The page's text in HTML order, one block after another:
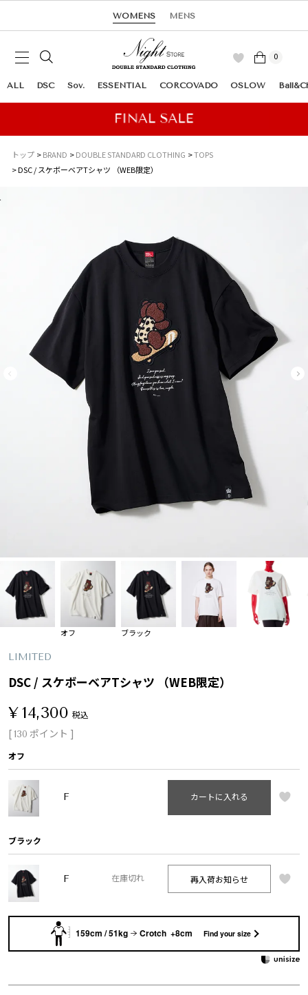
WOMENS MENS
0
ALL DSC Sov. ESSENTIAL CORCOVADO OSLOW
トップ BRAND DOUBLE STANDARD CLOTHING
TOPS
DSC / スケボーベアTシャツ （WEB限定）
オフ ブラック
LIMITED
DSC / スケボーベアTシャツ （WEB限定）
¥14,300 税込
[130 ポイント ]
オフ
F カートに入れる
ブラック
F 在庫切れ 再入荷お知らせ
159cm / 51kg Crotch +8cm Find your size